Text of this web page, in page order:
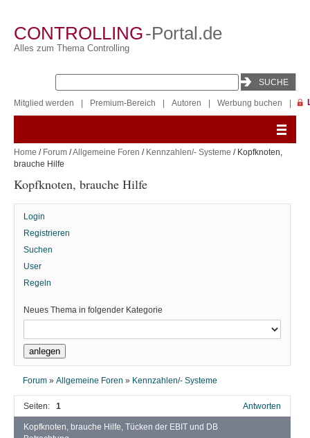
CONTROLLING-Portal.de
Alles zum Thema Controlling
Mitglied werden Premium-Bereich Autoren Werbung buchen
Home / Forum /Allgemeine Foren / Kennzahlen/- Systeme / Kopfknoten,
brauche Hilfe
Kopfknoten, brauche Hilfe
Login
Registrieren
Suchen
User
Regeln
Neues Thema in folgender Kategorie
Forum »Allgemeine Foren » Kennzahlen/- Systeme
Seiten: 1 Antworten
Kopfknoten, brauche Hilfe, Tücken der EBIT und DB